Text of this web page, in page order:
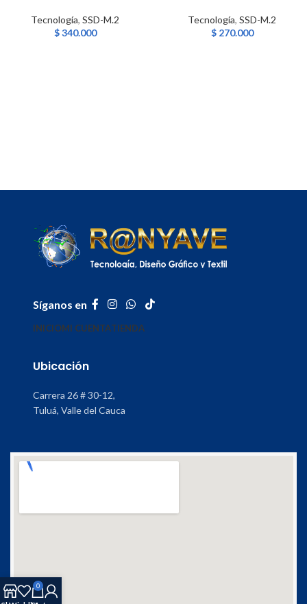
Tecnología, SSD-M.2
$340.000
Tecnología, SSD-M.2
$270.000
Síganos en
INICIOMI CUENTATIENDA
Ubicación
Carrera 26 # 30-12,
Tuluá, Valle del Cauca
0